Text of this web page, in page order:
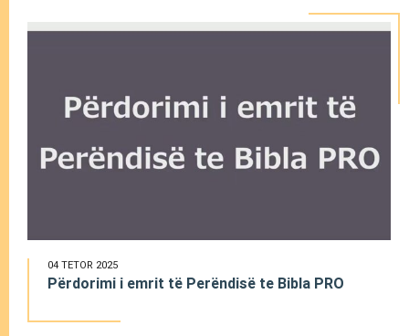
04 TETOR 2025
Përdorimi i emrit të Perëndisë te Bibla PRO